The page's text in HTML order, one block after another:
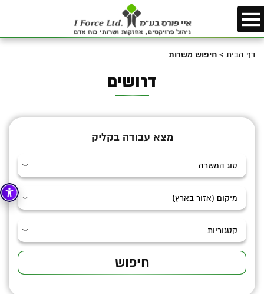
דף הבית > חיפוש משרות
דרושים
מצא עבודה בקליק
חיפוש